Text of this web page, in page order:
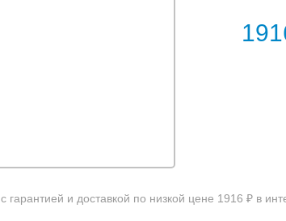
с гарантией и доставкой по низкой цене 1916 ₽ в